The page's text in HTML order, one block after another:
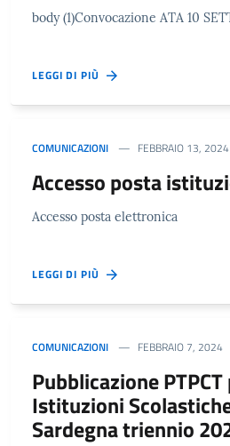
body (1)Convocazione ATA 10
LEGGI DI PIÙ
COMUNICAZIONI FEBBRAIO 13, 2024
Accesso posta
Accesso posta elettronica
LEGGI DI PIÙ
COMUNICAZIONI FEBBRAIO 7, 2024
Pubblicazione
Istituzioni
Sardegna triennio